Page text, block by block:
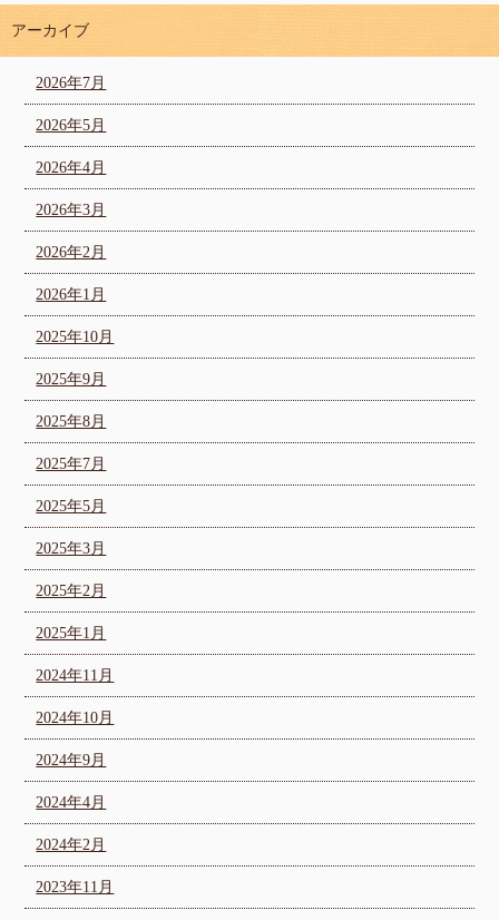
アーカイブ
2026年7月
2026年5月
2026年4月
2026年3月
2026年2月
2026年1月
2025年10月
2025年9月
2025年8月
2025年7月
2025年5月
2025年3月
2025年2月
2025年1月
2024年11月
2024年10月
2024年9月
2024年4月
2024年2月
2023年11月